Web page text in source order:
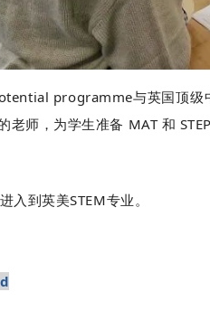
programme与英国顶
师，为学生准备 MAT 和
入到英美STEM专业。